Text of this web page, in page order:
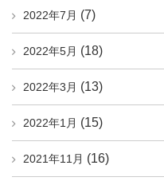
2022年7月 (7)
2022年5月 (18)
2022年3月 (13)
2022年1月 (15)
2021年11月 (16)